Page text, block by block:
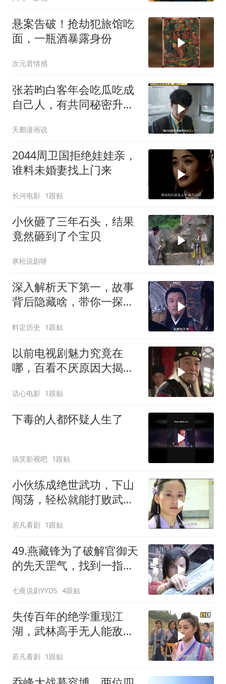
悬案告破！抢劫犯旅馆吃
面，一瓶酒暴露身份
次元君情感
张若昀白客年会吃瓜吃成
自己人，有共同秘密升职
天鹅漫画说
2044周卫国拒绝娃娃亲，
谁料未婚妻找上门来
长河电影 1跟贴
小伙砸了三年石头，结果
竟然砸到了个宝贝
寒松说剧呀
深入解析天下第一，故事
背后隐藏啥，带你一探究
料定历史 1跟贴
以前电视剧魅力究竟在
哪，百看不厌原因大揭
话心电影 1跟贴
下毒的人都怀疑人生了
搞笑影视吧 1跟贴
小伙练成绝世武功，下山
闯荡，轻松就能打败武林
若凡看剧 1跟贴
49.燕藏锋为了破解官御天
的先天罡气，找到一指禅
七夜说剧YYDS 4跟贴
失传百年的绝学重现江
湖，武林高手无人能敌，
若凡看剧 1跟贴